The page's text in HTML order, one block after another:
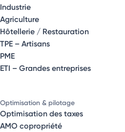
Industrie
Agriculture
Hôtellerie / Restauration
TPE – Artisans
PME
ETI – Grandes entreprises
Optimisation & pilotage
Optimisation des taxes
AMO copropriété